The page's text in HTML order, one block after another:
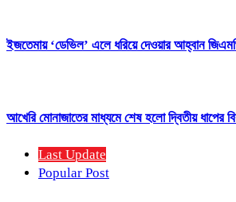
ইজতেমায় ‘ডেভিল’ এলে ধরিয়ে দেওয়ার আহ্বান
আখেরি মোনাজাতের মাধ্যমে শেষ হলো দ্বিতীয় ধাপের
Last Update
Popular Post